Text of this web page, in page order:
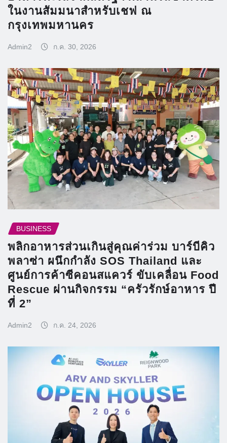
ในงานสัมมนาสำหรับเชฟ ณ
กรุงเทพมหานคร
Admin2 ก.ค. 30, 2026
BUSINESS
พลิกอาหารส่วนเกินสู่คุณค่าร่วม บาร์บีคิว
พลาซ่า ผนึกกำลัง SOS Thailand และ
ศูนย์การค้าซีคอนสแควร์ ขับเคลื่อน Food
Rescue ผ่านกิจกรรม “ครัวรักษ์อาหาร ปี
ที่ 2”
Admin2 ก.ค. 24, 2026